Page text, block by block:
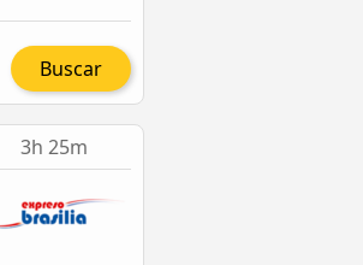
Buscar
3h 25m